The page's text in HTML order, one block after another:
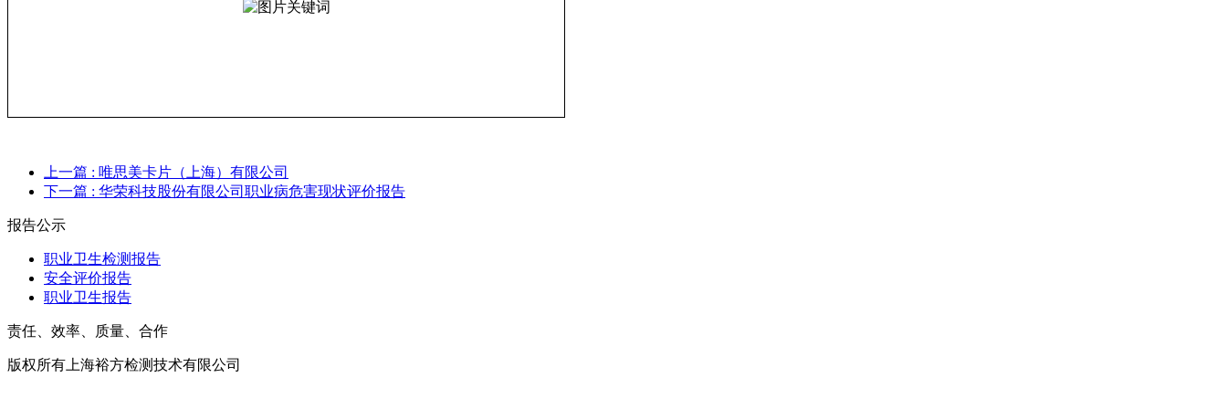
上一篇 : 唯思美卡片（上海）有限公司
下一篇 : 华荣科技股份有限公司职业病危害现状评价报告
报告公示
职业卫生检测报告
安全评价报告
职业卫生报告
责任、效率、质量、合作
版权所有上海裕方检测技术有限公司